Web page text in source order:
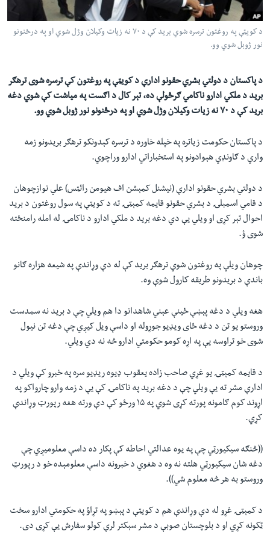
دلته
مخکې
واوړئ
اداریه
Learning English
FOLLOW US
د کويټې په روغتون ترسره شوي برید کې د ۷۰ نه زیات وکیلان وژل شوي او په درځنونو
نور ژوبل شوي وو.
د پاکستان د دولتي بشري حقونو ادارې د کويټې په روغتون کې ترسره شوی ترهګر
برید د ملکي ادارو ناکامي ګرځولې ده، تېر کال د اګست په میاشت کې شوي دغه
برید کې د ۷۰ نه زیات وکیلان وژل شوي او په درځنونو نور ژوبل شوي وو.
د پاکستان حکومت زیاتره په خپله خاوره د ترسره کېدونکو ترهګر بریدونو زمه
واري د ګاونډي هېوادونو په استخباراتي ادارو وراچوي.
د دولتي بشري حقونو ادارې (نیشنل کمېشن اف هیومن رائټس) علي نوازچوهان
د قامي اسمبلۍ د بشري حقونو قایمه کمېټۍ ته د کویټې په سول روغتون د برید
احوال تېر کړی او ویلي یې دي دغه برید د ملکي ادارو د ناکامۍ له امله رامنځته
شوی ؤ.
چوهان ویلي په روغتون شوي ترهګر برید کې له دې وړاندې په شیعه هزاره ګانو
باندې د بریدونو طریقه کارول شوې وه.
هغه ویلي د دغه پېښې ځينې عېني شاهدانو دا هم ویلي چې د برید نه سمدست
وروستو یو تن د دغه ځای ویډیو جوړوله او داسې ویل کيږي چې دغه تن نیول
شوی خو تراوسه يې په اړه کومو حکومتي ادارو څه نه دي ویلي.
د قایمه کمېټۍ یو غړي صاحب زاده یعقوب ډیوه ریډیو سره په خبرو کې ویلي د
ادارې مشر ته يې ویلي چې د دغه برید په ناکامۍ کې يې د زمه وارو چارواکو په
اړوند کوم ګامونه پورته کړی شوي په ۱۵ ورځو کې دې ورته هغه رپورټ وړاندې
کړي.
((څنګه سیکیورټي چې په یوه عدالتي احاطه کې پکار ده داسې معلوميږي چې
دغه شان سیکیورټي هلته نه وه د هغوي د خبرونه داسې معلومېده خو د رپورټ
وروستو به هر څه معلوم شي)).
د کمېټۍ غړو له دې وړاندې هم د کویټې د پېښو په تړاؤ په حکومتي ادارو سخت
ټکونه کړي او د بلوچستان صوبې د مشر سېکتر لرې کولو سفارش يې کړی دی.